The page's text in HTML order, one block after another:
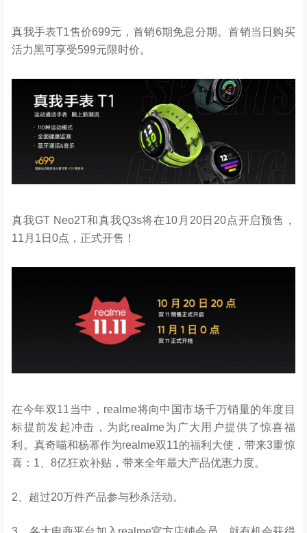
真我手表T1售价699元，首销6期免息分期。首销当日购买
活力黑可享受599元限时价。
真我GT Neo2T和真我Q3s将在10月20日20点开启预售，
11月1日0点，正式开售！
在今年双11当中，realme将向中国市场千万销量的年度目
标提前发起冲击，为此realme为广大用户提供了惊喜福
利。真奇喵和杨幂作为realme双11的福利大使，带来3重惊
喜：1、8亿狂欢补贴，带来全年最大产品优惠力度。
2、超过20万件产品参与秒杀活动。